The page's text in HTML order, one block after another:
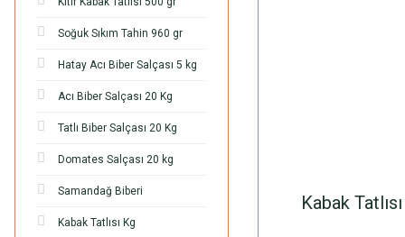
Soğuk Sıkım Tahin 960 gr
Hatay Acı Biber Salçası 5 kg
Acı Biber Salçası 20 Kg
Tatlı Biber Salçası 20 Kg
Domates Salçası 20 kg
Samandağ Biberi
Kabak Tatlısı Kg
Kabak